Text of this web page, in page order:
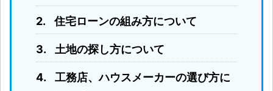
住宅ローンの組み方について
土地の探し方について
工務店、ハウスメーカーの選び方に